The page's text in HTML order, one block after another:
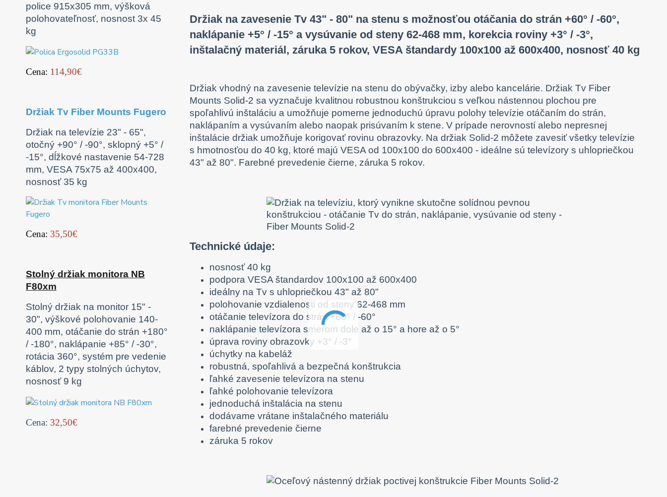
police 915x305 mm, výšková
polohovateľnosť, nosnost 3x 45
kg
Cena: 114,90€
Držiak Tv Fiber Mounts Fugero
Držiak na televízie 23" - 65",
otočný +90° / -90°, sklopný +5° /
-15°, dĺžkové nastavenie 54-728
mm, VESA 75x75 až 400x400,
nosnosť 35 kg
Cena: 35,50€
Stolný držiak monitora NB
F80xm
Stolný držiak na monitor 15" -
30", výškové polohovanie 140-
400 mm, otáčanie do strán +180°
/ -180°, naklápanie +85° / -30°,
rotácia 360°, systém pre vedenie
káblov, 2 typy stolných úchytov,
nosnosť 9 kg
Cena: 32,50€
Držiak na zavesenie Tv 43" - 80" na stenu s možnosťou otáčania do strán +60° / -60°,
naklápanie +5° / -15° a vysúvanie od steny 62-468 mm, korekcia roviny +3° / -3°,
inštalačný materiál, záruka 5 rokov, VESA štandardy 100x100 až 600x400, nosnosť 40 kg
Držiak vhodný na zavesenie televízie na stenu do obývačky, izby alebo kancelárie. Držiak Tv Fiber
Mounts Solid-2 sa vyznačuje kvalitnou robustnou konštrukciou s veľkou nástennou plochou pre
spoľahlivú inštaláciu a umožňuje pomerne jednoduchú úpravu polohy televízie otáčaním do strán,
naklápaním a vysúvaním alebo naopak prisúvaním k stene. V prípade nerovností alebo nepresnej
inštalácie držiak umožňuje korigovať rovinu obrazovky. Na držiak Solid-2 môžete zavesiť všetky televízie
s hmotnosťou do 40 kg, ktoré majú VESA od 100x100 do 600x400 - ideálne sú televízory s uhlopriečkou
43" až 80". Farebné prevedenie čierne, záruka 5 rokov.
Technické údaje:
nosnosť 40 kg
podpora VESA štandardov 100x100 až 600x400
ideálny na Tv s uhlopriečkou 43" až 80"
polohovanie vzdialenosti od steny 62-468 mm
otáčanie televízora do strán +60° / -60°
naklápanie televízora smerom dole až o 15° a hore až o 5°
úprava roviny obrazovky +3° / -3°
úchytky na kabeláž
robustná, spoľahlivá a bezpečná konštrukcia
ľahké zavesenie televízora na stenu
ľahké polohovanie televízora
jednoduchá inštalácia na stenu
dodávame vrátane inštalačného materiálu
farebné prevedenie čierne
záruka 5 rokov